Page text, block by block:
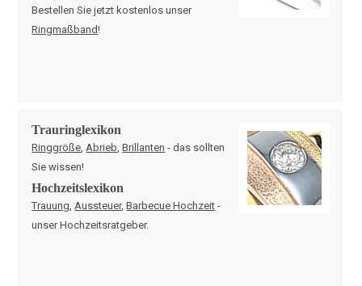
Bestellen Sie jetzt kostenlos unser
Ringmaßband!
Trauringlexikon
Ringgröße Abrieb ,Brillanten - das sollten
Sie wissen!
Hochzeitslexikon
Trauung Aussteuer,Barbecue Hochzeit -
unser Hochzeitsratgeber.